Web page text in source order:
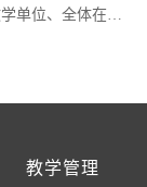
关于2025年微专业报名的通知各教学单位、全体在校本科生：为深入推进“四新”建设，主动适应新技术、新产业、新业态、新模式对人才培养的新要求，促进学科交叉融合，满足学生个性化成长与应用型人才培养需求，学校决定启动2025年微专业的报名工作。现将有关事项通知如下：一、微专业开设情况本次共开设5个微专业，聚焦前沿领域与核心素养，由相关学院依托学科优势打造。具体信息如下：序号微专业名称开设学院修业年限总学分开设课程1会计学会计学院1年15学分会计理论与实务智能财务基础业财税一体化综合实验审计理论与实务经济法基础2金融与财务管理财政金融学院、...
教学管理